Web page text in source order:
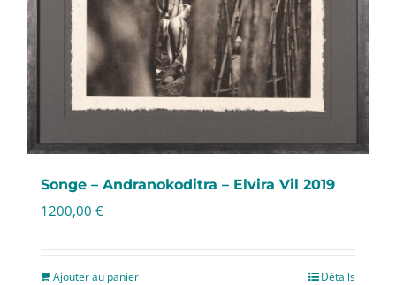
Songe – Andranokoditra – Elvira Vil 2019
1200,00 €
Ajouter au panier Détails